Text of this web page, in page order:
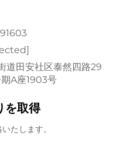
道田安社区泰然四路29
A座1903号
を取得
たします。